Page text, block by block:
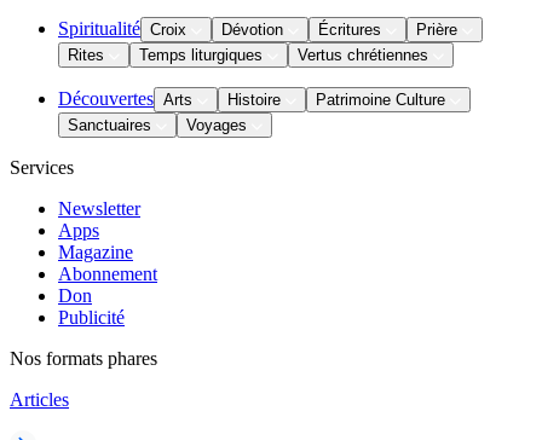
Spiritualité Croix Dévotion Écritures
Prière
Rites
Temps liturgiques Vertus chrétiennes
Découvertes Arts Histoire
Patrimoine Culture
Sanctuaires
Voyages
Services
Newsletter
Apps
Magazine
Abonnement
Don
Publicité
Nos formats phares
Articles